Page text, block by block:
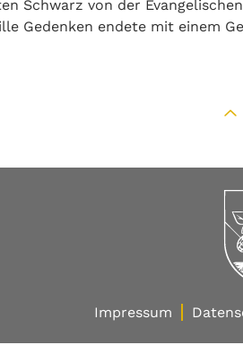
Schwarz von der
Gedenken endete mit einem
Impressum